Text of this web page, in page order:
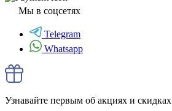
Мы в соцсетях
Telegram
Whatsapp
Узнавайте первым об акциях и скидках